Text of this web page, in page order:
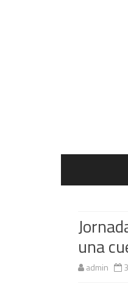
una
admin